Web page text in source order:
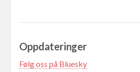
Oppdateringer
Følg oss på Bluesky